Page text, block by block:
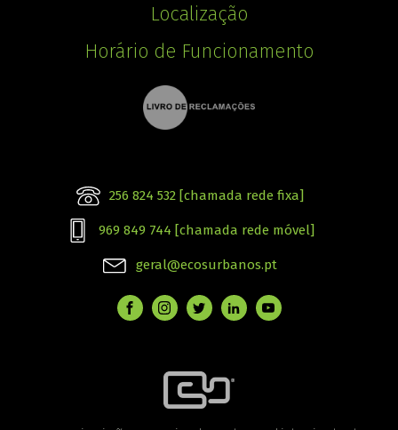
Localização
Horário de Funcionamento
256 824 532 [chamada rede fixa]
969 849 744 [chamada rede móvel]
geral@ecosurbanos.pt